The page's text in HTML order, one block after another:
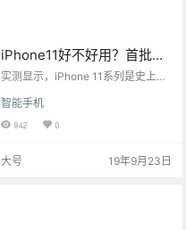
iPhone11好不好用？首批用
户体验：史上最耐摔、发热
实测显示，iPhone 11系列是史上最
摔能力依然算不上最好，但iPhone
11系列的玻璃面板相较旧款确实有
智能手机
842 0
大号 19年9月23日